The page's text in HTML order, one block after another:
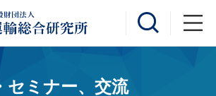
セミナー、交流